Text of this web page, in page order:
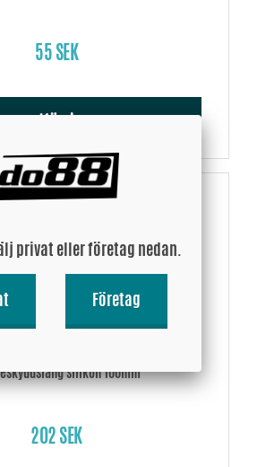
55 SEK
Köp!
silikon 100mm
202 SEK
privat eller företag nedan.
Företag